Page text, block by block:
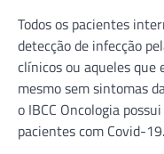
Todos os pacientes
detecção de infecção
clínicos ou aqueles que
mesmo sem sintomas
o IBCC Oncologia
pacientes com Covid-19.